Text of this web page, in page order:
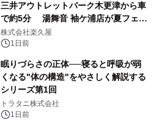
三井アウトレットパーク木更津から車
で約5分 湯舞音 袖ケ浦店が夏フェア
メニューを提供
株式会社楽久屋
1日前
眠りづらさの正体──寝ると呼吸が弱
くなる"体の構造"をやさしく解説する
シリーズ第1回
トラタニ株式会社
1日前